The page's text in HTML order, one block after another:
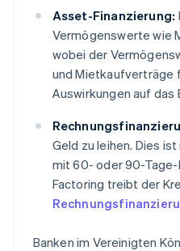
Asset-Finanzierung:
Vermögenswerte wie
wobei der
und Mietkaufverträge
Auswirkungen auf das
Geld zu leihen. Dies
mit 60- oder 90-
Factoring treibt der
Banken im Vereinigten